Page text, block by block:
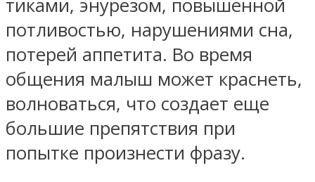
тиками, энурезом, повышенной
потливостью, нарушениями сна,
потерей аппетита. Во время
общения малыш может краснеть,
волноваться, что создает еще
большие препятствия при
попытке произнести фразу.